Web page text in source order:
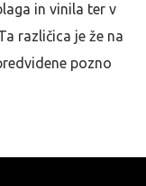
in vinila ter v
različica je že na
pozno